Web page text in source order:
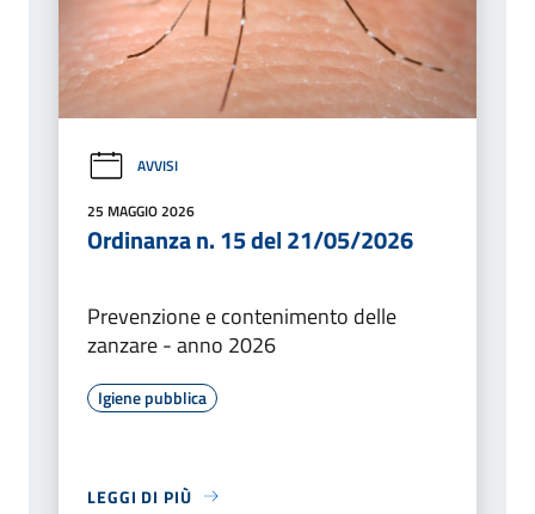
AVVISI
25 MAGGIO 2026
Ordinanza n. 15 del 21/05/2026
Prevenzione e contenimento delle
zanzare - anno 2026
Igiene pubblica
LEGGI DI PIÙ